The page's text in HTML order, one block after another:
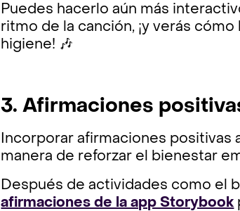
Puedes hacerlo aún más
ritmo de la canción, ¡y verás
higiene! 🎶
3. Afirmaciones
Incorporar afirmaciones positivas
manera de reforzar el bienestar
Después de actividades como el
afirmaciones de la app Storybook